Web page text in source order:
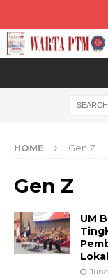
HOME Gen Z
Gen Z
UM
Lokal